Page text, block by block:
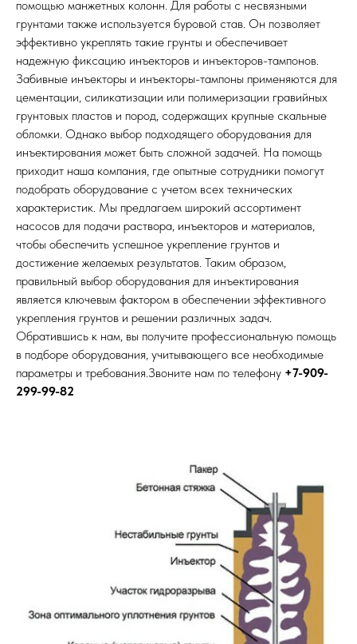
помощью манжетных колонн. Для работы с несвязными
грунтами также используется буровой став. Он позволяет
эффективно укреплять такие грунты и обеспечивает
надежную фиксацию инъекторов и инъекторов-тампонов.
Забивные инъекторы и инъекторы-тампоны применяются для
цементации, силикатизации или полимеризации гравийных
грунтовых пластов и пород, содержащих крупные скальные
обломки. Однако выбор подходящего оборудования для
инъектирования может быть сложной задачей. На помощь
приходит наша компания, где опытные сотрудники помогут
подобрать оборудование с учетом всех технических
характеристик. Мы предлагаем широкий ассортимент
насосов для подачи раствора, инъекторов и материалов,
чтобы обеспечить успешное укрепление грунтов и
достижение желаемых результатов. Таким образом,
правильный выбор оборудования для инъектирования
является ключевым фактором в обеспечении эффективного
укрепления грунтов и решении различных задач.
Обратившись к нам, вы получите профессиональную помощь
в подборе оборудования, учитывающего все необходимые
параметры и требования.Звоните нам по телефону +7-909-
299-99-82